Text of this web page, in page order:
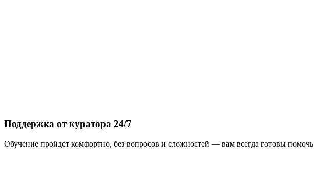
Поддержка от куратора 24/7
Обучение пройдет комфортно, без вопросов и сложностей — вам всегда готовы помочь